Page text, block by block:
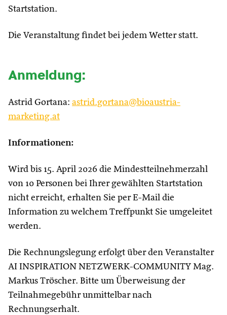
Startstation.
Die Veranstaltung findet bei jedem Wetter statt.
Anmeldung:
Astrid Gortana: astrid.gortana@bioaustria-
marketing.at
Informationen:
Wird bis 15. April 2026 die Mindestteilnehmerzahl
von 10 Personen bei Ihrer gewählten Startstation
nicht erreicht, erhalten Sie per E-Mail die
Information zu welchem Treffpunkt Sie umgeleitet
werden.
Die Rechnungslegung erfolgt über den Veranstalter
AI INSPIRATION NETZWERK-COMMUNITY Mag.
Markus Tröscher. Bitte um Überweisung der
Teilnahmegebühr unmittelbar nach
Rechnungserhalt.